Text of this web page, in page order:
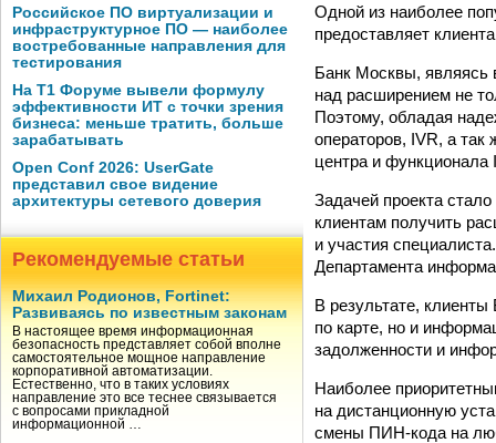
Российское ПО виртуализации и
инфраструктурное ПО — наиболее
востребованные направления для
тестирования
На Т1 Форуме вывели формулу
эффективности ИТ с точки зрения
бизнеса: меньше тратить, больше
зарабатывать
Open Conf 2026: UserGate
представил свое видение
архитектуры сетевого доверия
Рекомендуемые статьи
Михаил Родионов, Fortinet:
Развиваясь по известным законам
В настоящее время информационная
безопасность представляет собой вполне
самостоятельное мощное направление
корпоративной автоматизации.
Естественно, что в таких условиях
направление это все теснее связывается
с вопросами прикладной
информационной …
Одной из наиболее
предоставляет
Банк Москвы, являясь
над расширением не
Поэтому, обладая
операторов, IVR, а
центра и функционала
Задачей проекта
клиентам получить
и участия
Департамента
В результате,
по карте, но и
задолженности и
Наиболее
на дистанционную
смены ПИН-кода на